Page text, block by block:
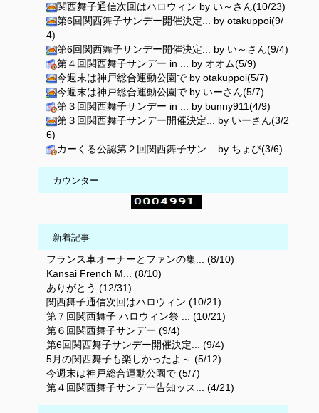
関西舞子通信次回はハロウィン by い～さん(10/23)
第6回関西舞子サンデー開催決定... by otakuppoi(9/
4)
第6回関西舞子サンデー開催決定... by い～さん(9/4)
第４回関西舞子サンデー in ... by オオム(5/9)
今週末は神戸総合運動公園で by otakuppoi(5/7)
今週末は神戸総合運動公園で by いーさん(5/7)
第３回関西舞子サンデー in ... by bunny911(4/9)
第３回関西舞子サンデー開催決定... by いーさん(3/2
6)
カーくる公認第２回関西舞子サン... by ちょび(3/6)
カウンター
新着記事
フランス車オーナーとファンの集... (8/10)
Kansai French M... (8/10)
ありがとう (12/31)
関西舞子通信次回はハロウィン (10/21)
第７回関西舞子 ハロウィン祭 ... (10/21)
第６回関西舞子サンデー (9/4)
第6回関西舞子サンデー開催決定... (9/4)
5月の関西舞子も楽しかったよ～ (5/12)
今週末は神戸総合運動公園で (5/7)
第４回関西舞子サンデー告知ッス... (4/21)